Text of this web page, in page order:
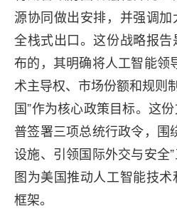
源协同做出安排，并强调
全栈式出口。这份战略报
布的，其明确将人工智能领
术主导权、市场份额和规则
国”作为核心政策目标。这
普签署三项总统行政令，围
设施、引领国际外交与安全
图为美国推动人工智能技
框架。